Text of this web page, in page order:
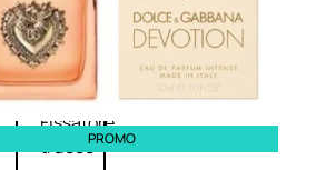
Illuminante
viso
Terre
abbronzanti
Fissatore
truccoPROMO